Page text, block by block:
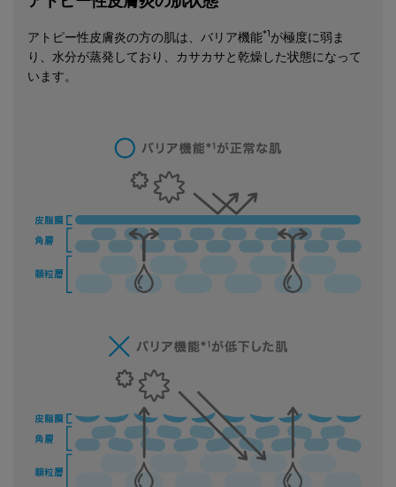
アトピー性皮膚炎の方の肌は、バリア機能*1が極度に弱ま
り、水分が蒸発しており、カサカサと乾燥した状態になって
います。